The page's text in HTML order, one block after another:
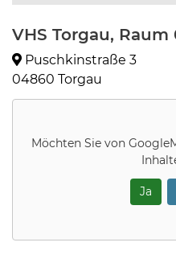
VHS Torgau, Raum
Puschkinstraße 3
04860 Torgau
Möchten Sie von
Ja